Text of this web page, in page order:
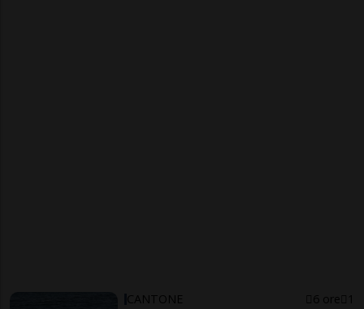
CANTONE 6 ore 1